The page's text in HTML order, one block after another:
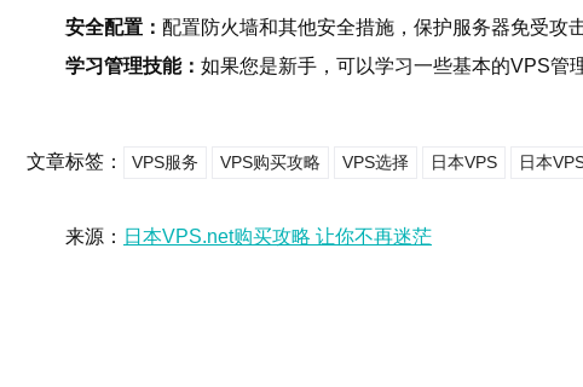
安全配置： 配置防火墙和其他安全措施，保护服务器免受攻击
学习管理技能： 如果您是新手，可以学习一些基本的VPS管
文章标签： VPS服务 VPS购买攻略 VPS选择 日本VPS 日本
来源： 日本VPS.net购买攻略 让你不再迷茫